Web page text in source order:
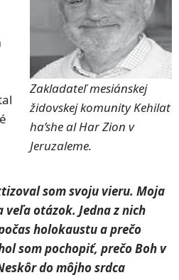
Zakladateľ mesiánskej
židovskej komunity Kehilat
ha’she al Har Zion v
Jeruzaleme.
som svoju vieru. Moja
otázok. Jedna z nich
holokaustu a prečo
som pochopiť, prečo Boh v
do môjho srdca